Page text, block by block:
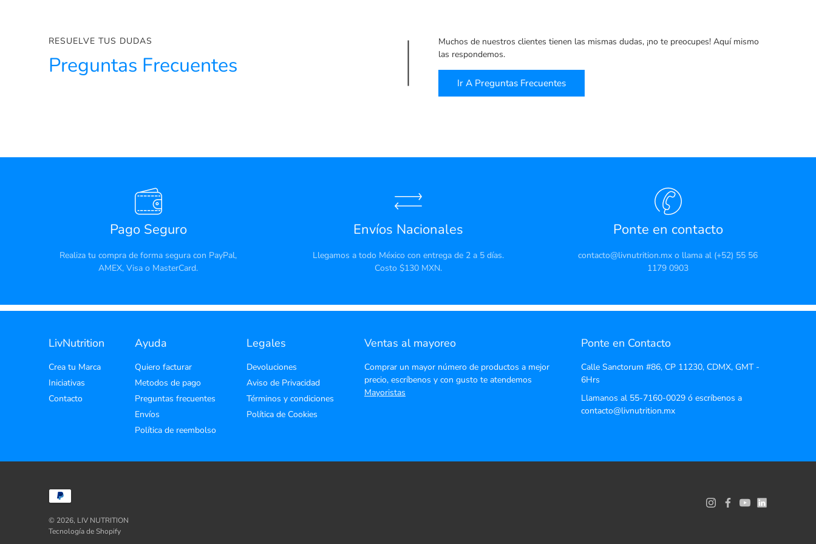
RESUELVE TUS DUDAS
Preguntas Frecuentes
Muchos de nuestros clientes tienen las mismas dudas, ¡no te preocupes! Aquí mismo
las respondemos.
Ir A Preguntas Frecuentes
Pago Seguro
Realiza tu compra de forma segura con PayPal,
AMEX, Visa o MasterCard.
Envíos Nacionales
Llegamos a todo México con entrega de 2 a 5 días.
Costo $130 MXN.
Ponte en contacto
contacto@livnutrition.mx o llama al (+52) 55 56
1179 0903
LivNutrition
Crea tu Marca
Iniciativas
Contacto
Ayuda
Quiero facturar
Metodos de pago
Preguntas frecuentes
Envíos
Política de reembolso
Legales
Devoluciones
Aviso de Privacidad
Términos y condiciones
Política de Cookies
Ventas al mayoreo
Comprar un mayor número de productos a mejor
precio, escríbenos y con gusto te atendemos
Mayoristas
Ponte en Contacto
Calle Sanctorum #86, CP 11230, CDMX, GMT -
6Hrs
Llamanos al 55-7160-0029 ó escríbenos a
contacto@livnutrition.mx
© 2026, LIV NUTRITION
Tecnología de Shopify